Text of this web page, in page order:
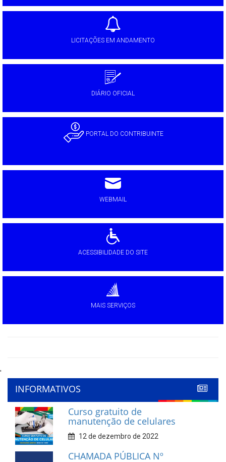
LICITAÇÕES EM ANDAMENTO
DIÁRIO OFICIAL
PORTAL DO CONTRIBUINTE
WEBMAIL
ACESSIBILIDADE DO SITE
MAIS SERVIÇOS
'
INFORMATIVOS
Curso gratuito de
manutenção de celulares
12 de dezembro de 2022
CHAMADA PÚBLICA Nº